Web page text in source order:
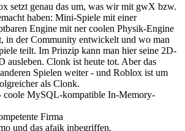
setzt genau das um, was wir mit gwX bzw.
haben: Mini-Spiele mit einer
Engine mit ner coolen Physik-Engine
in der Community entwickelt und wo man
teilt. Im Prinzip kann man hier seine 2D-
ausleben. Clonk ist heute tot. Aber das
Spielen weiter - und Roblox ist um
als Clonk.
MySQL-kompatible In-Memory-
Firma
und das afaik inbegriffen.